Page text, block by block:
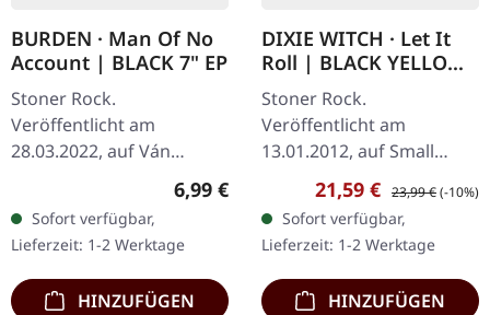
BURDEN · Man Of No
Account | BLACK 7" EP
Stoner Rock.
Veröffentlicht am
28.03.2022, auf Ván
Records. Schwarzes 7"-
Vinyl-EP. Burden liefert
mit ihrer „Man Of No
Account" EP einen…
Regulärer Preis:
6,99 €
Sofort verfügbar,
Lieferzeit: 1-2 Werktage
HINZUFÜGEN
DIXIE WITCH · Let It
Roll | BLACK YELLOW
SMOKE LP
Stoner Rock.
Veröffentlicht am
13.01.2012, auf Small
Stone Records. Limitiertes
Vinyl, Farbe ist unklar.
Sollte Schwarz (150), Gelb
(175) oder Gold…
Verkaufspreis:
21,59 € Regulärer Preis:
23,99 €(-10%)
Sofort verfügbar,
Lieferzeit: 1-2 Werktage
HINZUFÜGEN